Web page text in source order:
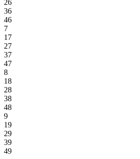
26
36
46
7
17
27
37
47
8
18
28
38
48
9
19
29
39
49